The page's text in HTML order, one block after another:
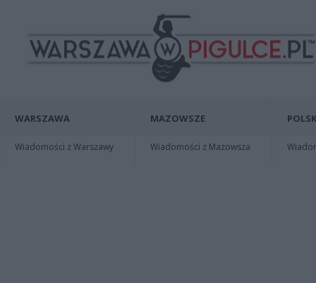
WARSZAWA
Wiadomości z Warszawy
MAZOWSZE
Wiadomości z Mazowsza